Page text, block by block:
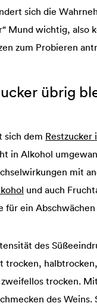
sich die
Mund wichtig, also
zum Probieren
übrig
sich dem Restzucker
in Alkohol
mit
und auch
für ein
des
trocken.
des